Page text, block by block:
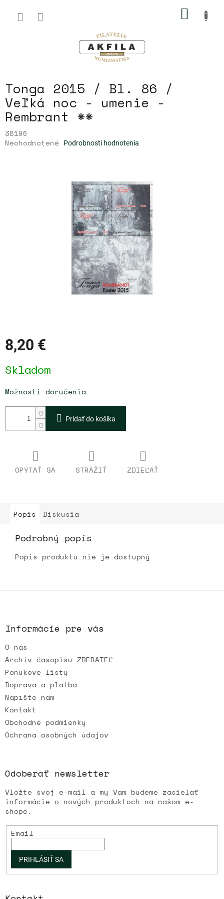
obsah
Tonga 2015 / Bl. 86 /
Veľká noc - umenie -
Rembrant **
38196
Priemerné
Neohodnotené Podrobnosti hodnotenia
8,20 €
cena:
Skladom
Možnosti doručenia
Pridať do košíka
OPÝTAŤ SA STRÁŽIŤ ZDIEĽAŤ
Popis Diskusia
Podrobný popis
Popis produktu nie je dostupný
Z
i
e
Informácie pre vás
O nás
Archív časopisu ZBERATEĽ
Ponukové listy
Doprava a platba
Napíšte nám
Kontakt
Obchodné podmienky
Ochrana osobných údajov
Odoberať newsletter
Vložte svoj e-mail a my Vám budeme zasielať
informácie o nových produktoch na našom e-
shope.
Email
PRIHLÁSIŤ SA